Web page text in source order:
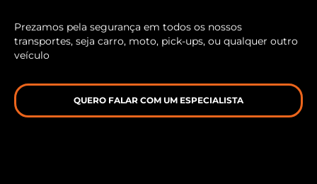
Prezamos pela segurança em todos os nossos
transportes, seja carro, moto, pick-ups, ou qualquer outro
veículo
QUERO FALAR COM UM ESPECIALISTA